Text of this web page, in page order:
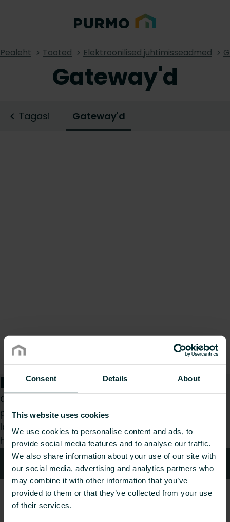
Consent Details About
This website uses cookies
We use cookies to personalise content and ads, to
provide social media features and to analyse our traffic.
We also share information about your use of our site with
our social media, advertising and analytics partners who
may combine it with other information that you’ve
provided to them or that they’ve collected from your use
of their services.
Pealeht Tooted Elektroonilised juhtimisseadmed
Gateway'd
Tagasi Gateway'd
Kuidas saame teid aidata?
Olenemata sellest, kas olete spetsialist,
paigaldaja, arhitekt, planeerija, hulgimüüja või
lõppkasutaja, valige kategooria ja me vastame
hea meelega teie päringule.
Kontaktid